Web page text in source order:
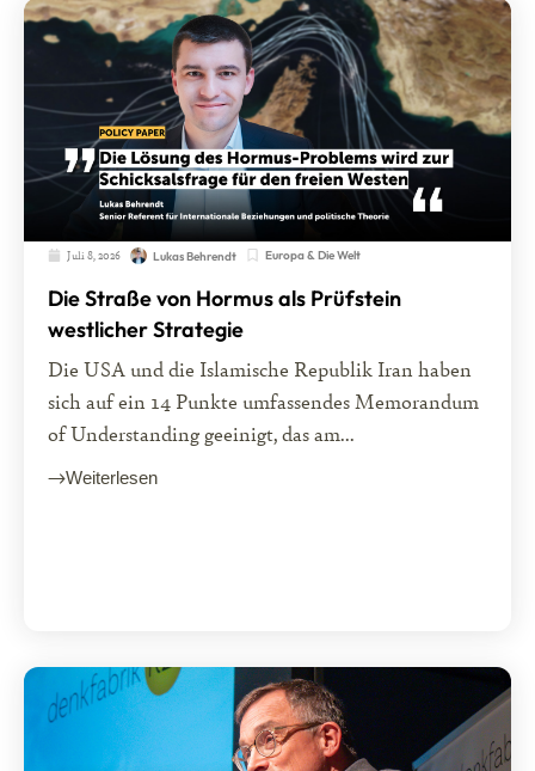
Juli 8, 2026 Lukas Behrendt Europa & Die Welt
Die Straße von Hormus als Prüfstein
westlicher Strategie
Die USA und die Islamische Republik Iran haben
sich auf ein 14 Punkte umfassendes Memorandum
of Understanding geeinigt, das am...
Weiterlesen